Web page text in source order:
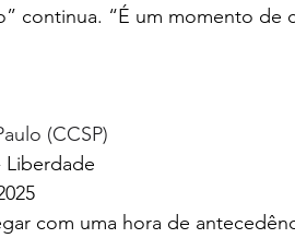
continua. “É um momento de
(CCSP)
Liberdade
com uma hora de